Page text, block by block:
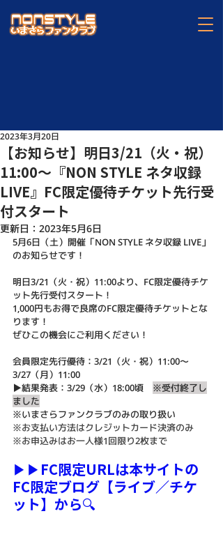
【お知らせ】明日3/21（火・祝）
11:00〜『NON STYLE ネタ収録
LIVE』FC限定優待チケット先行受
付スタート
2023年3月20日
更新日： 2023年5月6日
5月6日（土）開催「NON STYLE ネタ収録 LIVE」
のお知らせです！
明日3/21（火・祝）11:00より、FC限定優待チケ
ット先行受付スタート！
1,000円もお得で良席のFC限定優待チケットとな
ります！
ぜひこの機会にご利用ください！
会員限定先行優待：3/21（火・祝）11:00～
3/27（月）11:00
▶︎結果発表：3/29（水）18:00頃 ※受付終了し
ました
※いまさらファンクラブのみの取り扱い
※お支払い方法はクレジットカード決済のみ
※お申込みはお一人様1回限り2枚まで
▶︎▶︎FC限定URLは本サイトの
FC限定ブログ【ライブ／チケ
ット】から🔍